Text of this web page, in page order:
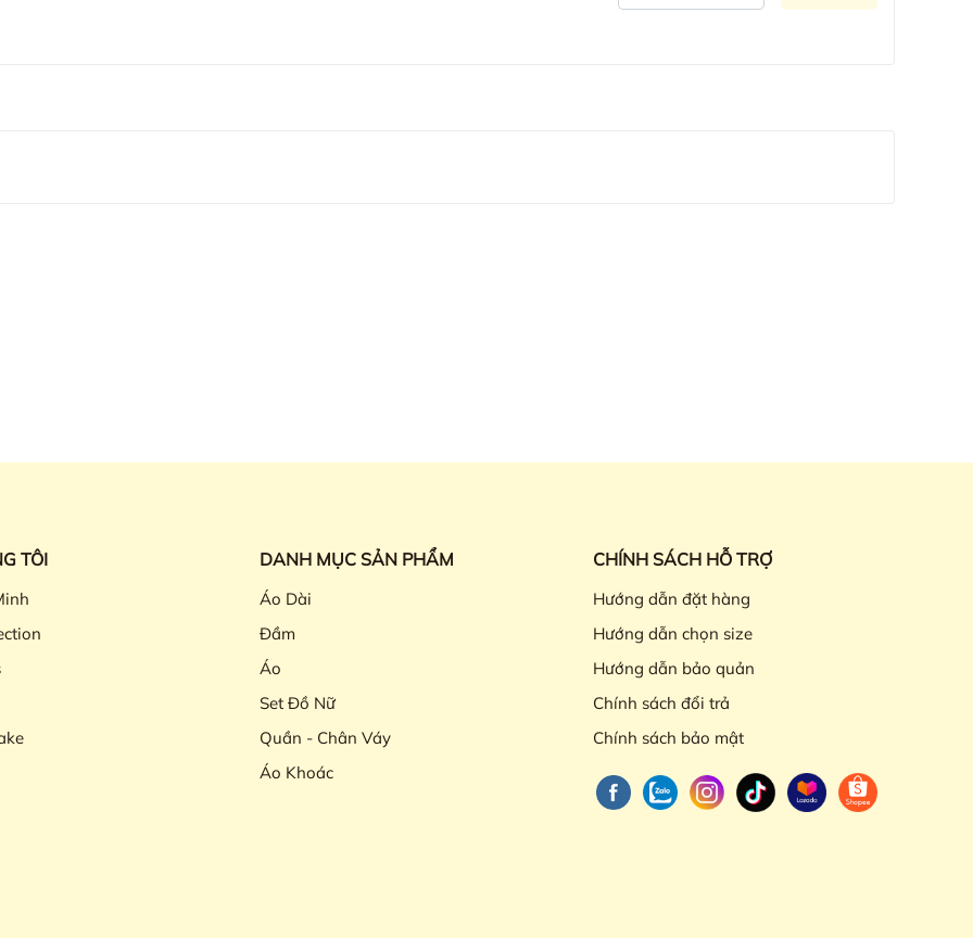
TÔI DANH MỤC SẢN PHẨM
Áo Dài
Đầm
Áo
Set Đồ Nữ
Quần - Chân Váy
Áo Khoác
CHÍNH SÁCH HỖ TRỢ
Hướng dẫn đặt hàng
Hướng dẫn chọn size
Hướng dẫn bảo quản
Chính sách đổi trả
Chính sách bảo mật